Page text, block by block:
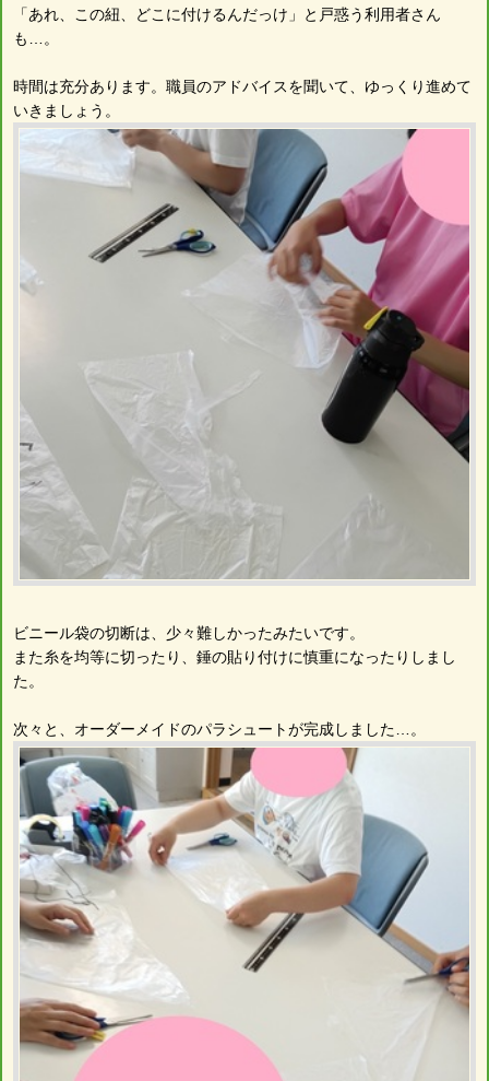
「あれ、この紐、どこに付けるんだっけ」と戸惑う利用者さん
も…。
時間は充分あります。職員のアドバイスを聞いて、ゆっくり進めて
いきましょう。
ビニール袋の切断は、少々難しかったみたいです。
また糸を均等に切ったり、錘の貼り付けに慎重になったりしまし
た。
次々と、オーダーメイドのパラシュートが完成しました…。